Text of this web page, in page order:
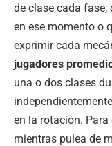
de clase cada fase,
en ese momento o
exprimir cada
jugadores
una o dos clases
en la rotación.
mientras pulea de